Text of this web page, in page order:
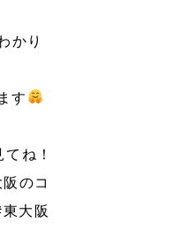
かり
す
ね！
のコ
大阪